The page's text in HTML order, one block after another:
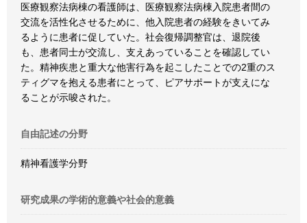
医療観察法病棟の看護師は、医療観察法病棟入院患者間の
交流を活性化させるために、他入院患者の経験をきいてみ
るように患者に促していた。社会復帰調整官は、退院後
も、患者同士が交流し、支えあっていることを確認してい
た。精神疾患と重大な他害行為を起こしたことでの2重のス
ティグマを抱える患者にとって、ピアサポートが支えにな
ることが示唆された。
自由記述の分野
精神看護学分野
研究成果の学術的意義や社会的意義